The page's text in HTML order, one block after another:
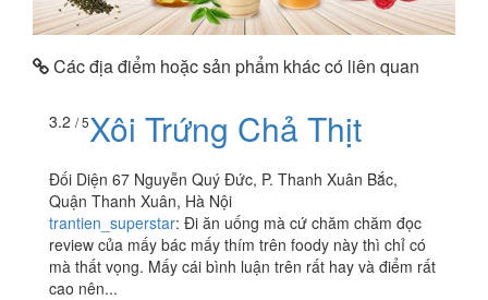
Các địa điểm hoặc sản phẩm khác có liên quan
3.2 / 5Xôi Trứng Chả Thịt
Đối Diện 67 Nguyễn Quý Đức, P. Thanh Xuân Bắc,
Quận Thanh Xuân, Hà Nội
trantien_superstar: Đi ăn uống mà cứ chăm chăm đọc
review của mấy bác mấy thím trên foody này thì chỉ có
mà thất vọng. Mấy cái bình luận trên rất hay và điểm rất
cao nên...